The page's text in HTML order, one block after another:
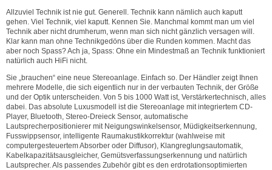
Allzuviel Technik ist nie gut. Generell. Technik kann nämlich auch kaputt
gehen. Viel Technik, viel kaputt. Kennen Sie. Manchmal kommt man um viel
Technik aber nicht drumherum, wenn man sich nicht gänzlich versagen will.
Klar kann man ohne Technikgedöns über die Runden kommen. Macht das
aber noch Spass? Ach ja, Spass: Ohne ein Mindestmaß an Technik funktioniert
natürlich auch HiFi nicht.
Sie „brauchen“ eine neue Stereoanlage. Einfach so. Der Händler zeigt Ihnen
mehrere Modelle, die sich eigentlich nur in der verbauten Technik, der Größe
und der Optik unterscheiden. Von 5 bis 1000 Watt ist, Verstärkertechnisch, alles
dabei. Das absolute Luxusmodell ist die Stereoanlage mit integriertem CD-
Player, Bluetooth, Stereo-Dreieck Sensor, automatische
Lautsprecherpositionierer mit Neigungswinkelsensor, Müdigkeitserkennung,
Fusswippsensor, intelligente Raumakustikkorrektur (wahlweise mit
computergesteuertem Absorber oder Diffusor), Klangreglungsautomatik,
Kabelkapazitätsausgleicher, Gemütsverfassungserkennung und natürlich
Lautsprecher. Als passendes Zubehör gibt es den erdrotationsoptimierten